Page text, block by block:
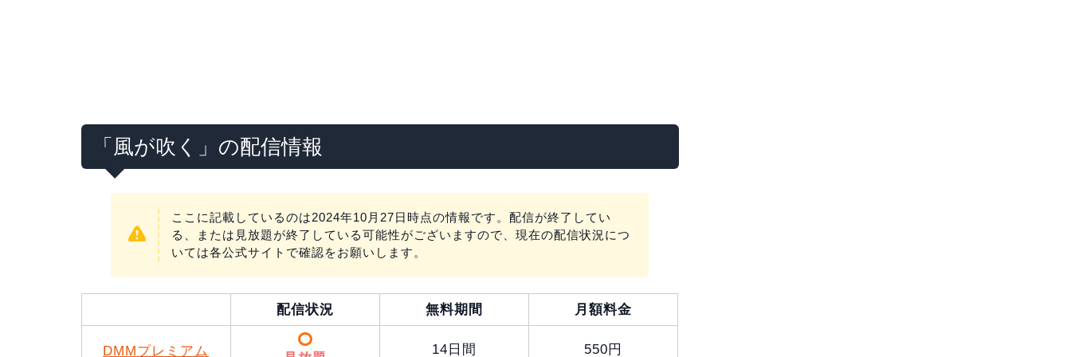
「風が吹く」の配信情報
ここに記載しているのは2024年10月27日時点の情報です。配信が終了してい
る、または見放題が終了している可能性がございますので、現在の配信状況につ
いては各公式サイトで確認をお願いします。
配信状況 無料期間 月額料金
DMMプレミアム 14日間 550円